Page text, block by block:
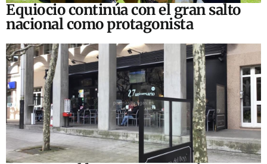
Equiocio continúa con el gran salto
nacional como protagonista